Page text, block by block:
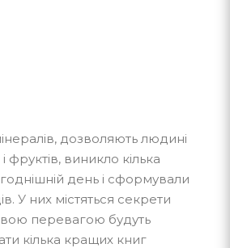
дозволяють людині
виникло кілька
день і сформували
У них містяться секрети
перевагою будуть
кілька кращих книг